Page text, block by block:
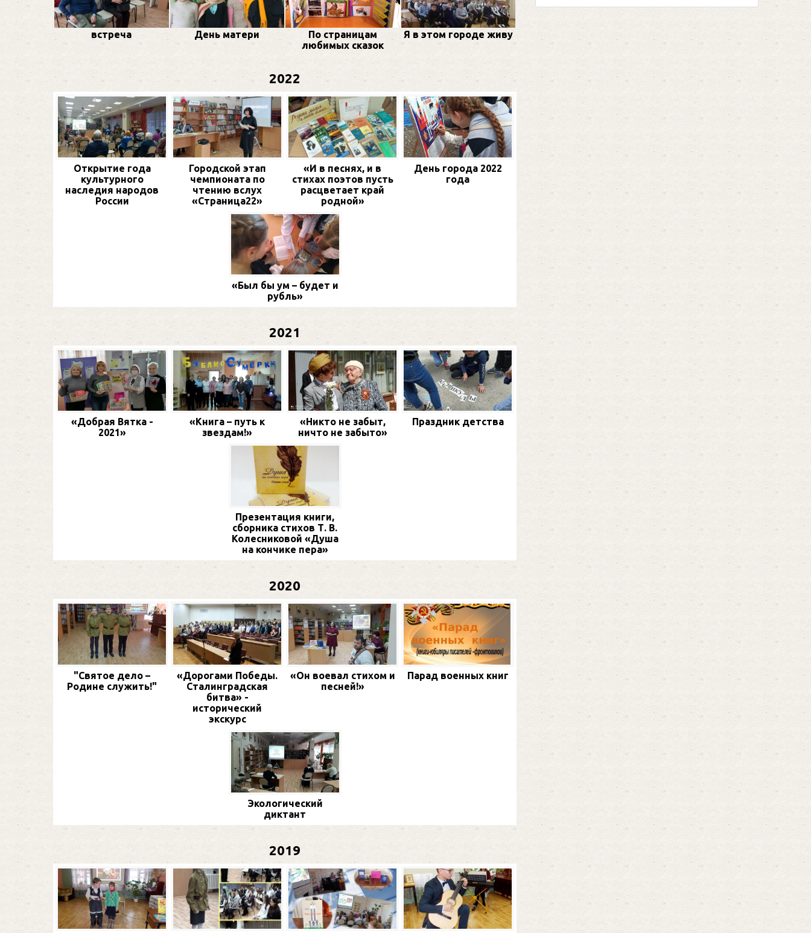
встреча День матери
По страницам
любимых сказок
Я в этом городе живу
2022
Открытие года
культурного
наследия народов
России
Городской этап
чемпионата по
чтению вслух
«Страница22»
«И в песнях, и в
стихах поэтов пусть
расцветает край
родной»
День города 2022
года
«Был бы ум – будет и
рубль»
2021
«Добрая Вятка -
2021»
«Книга – путь к
звездам!»
«Никто не забыт,
ничто не забыто»
Праздник детства
Презентация книги,
сборника стихов Т. В.
Колесниковой «Душа
на кончике пера»
2020
"Святое дело –
Родине служить!"
«Дорогами Победы.
Сталинградская
битва» -
исторический
экскурс
«Он воевал стихом и
песней!»
Парад военных книг
Экологический
диктант
2019